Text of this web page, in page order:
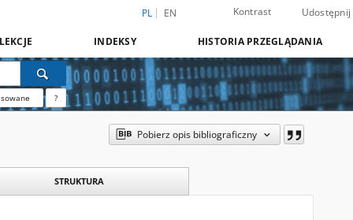
PL EN Kontrast Udostępnij
INDEKSY HISTORIA PRZEGLĄDANIA
?
Pobierz opis bibliograficzny
STRUKTURA